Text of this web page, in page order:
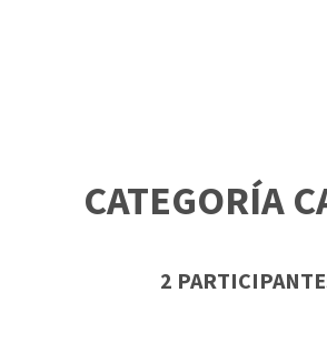
CATEGORÍA
2